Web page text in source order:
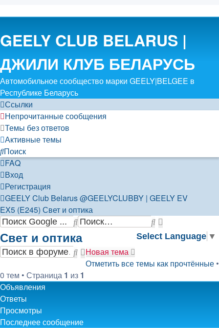
GEELY CLUB BELARUS |
ДЖИЛИ КЛУБ БЕЛАРУСЬ
Автомобильное сообщество марки GEELY|BELGEE в
Республике Беларусь
Ссылки
Непрочитанные сообщения
Темы без ответов
Активные темы
Поиск
FAQ
Вход
Регистрация
GEELY Club Belarus@GEELYCLUBBY | GEELY EV
EX5 (E245) Свет и оптика
Поиск
поиск
Select Language ▼
Свет и оптика
Новая тема
Поиск
Расширенный
поиск
Отметить все темы как прочтённые •
0 тем • Страница 1 из 1
Объявления
Ответы
Просмотры
Последнее сообщение